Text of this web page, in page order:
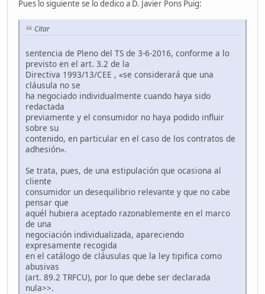
Pues lo siguiente se lo dedico a D. Javier Pons Puig:
Citar
sentencia de Pleno del TS de 3-6-2016, conforme a lo
previsto en el art. 3.2 de la
Directiva 1993/13/CEE , «se considerará que una
cláusula no se
ha negociado individualmente cuando haya sido
redactada
previamente y el consumidor no haya podido influir
sobre su
contenido, en particular en el caso de los contratos de
adhesión».
Se trata, pues, de una estipulación que ocasiona al
cliente
consumidor un desequilibrio relevante y que no cabe
pensar que
aquél hubiera aceptado razonablemente en el marco
de una
negociación individualizada, apareciendo
expresamente recogida
en el catálogo de cláusulas que la ley tipifica como
abusivas
(art. 89.2 TRFCU), por lo que debe ser declarada
nula>>.